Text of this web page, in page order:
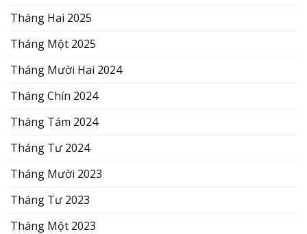
Tháng Hai 2025
Tháng Một 2025
Tháng Mười Hai 2024
Tháng Chín 2024
Tháng Tám 2024
Tháng Tư 2024
Tháng Mười 2023
Tháng Tư 2023
Tháng Một 2023